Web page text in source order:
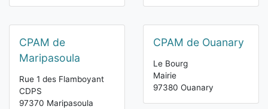
CPAM de
Maripasoula
Rue 1 des Flamboyant
CDPS
97370 Maripasoula
CPAM de Ouanary
Le Bourg
Mairie
97380 Ouanary